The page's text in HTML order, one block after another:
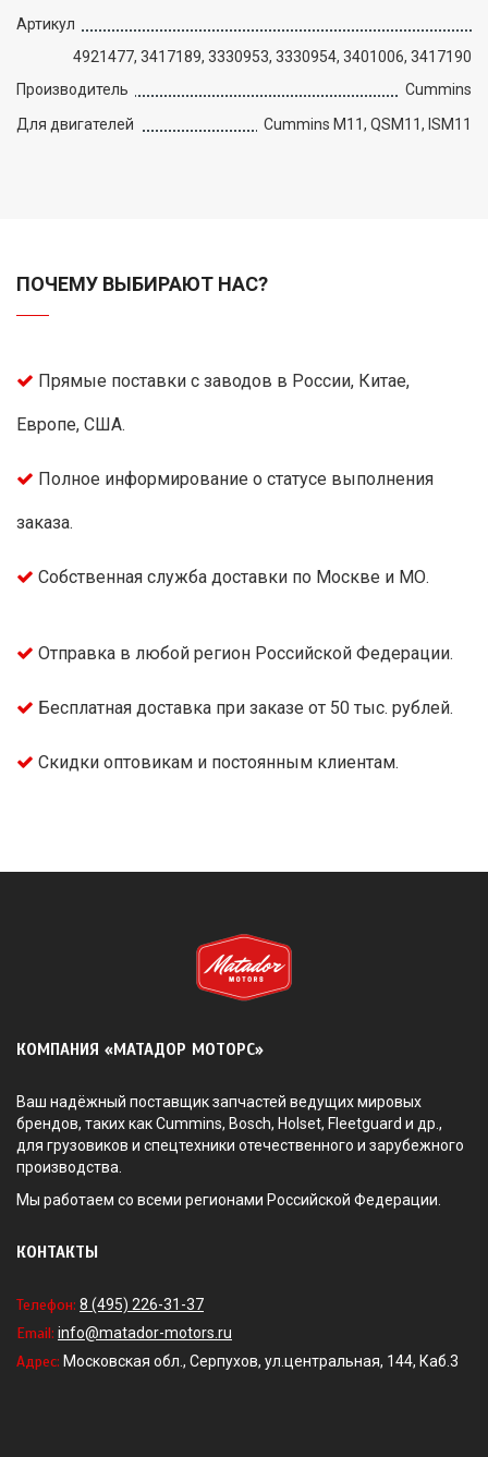
Артикул
4921477, 3417189, 3330953, 3330954, 3401006, 3417190
Производитель
Cummins
Для двигателей
Cummins M11, QSM11, ISM11
ПОЧЕМУ ВЫБИРАЮТ НАС?
Прямые поставки с заводов в России, Китае,
Европе, США.
Полное информирование о статусе выполнения
заказа.
Собственная служба доставки по Москве и МО.
Отправка в любой регион Российской Федерации.
Бесплатная доставка при заказе от 50 тыс. рублей.
Скидки оптовикам и постоянным клиентам.
КОМПАНИЯ «МАТАДОР МОТОРС»
Ваш надёжный поставщик запчастей ведущих мировых
брендов, таких как Cummins, Bosch, Holset, Fleetguard и др.,
для грузовиков и спецтехники отечественного и зарубежного
производства.
Мы работаем со всеми регионами Российской Федерации.
КОНТАКТЫ
Телефон: 8 (495) 226-31-37
Email: info@matador-motors.ru
Адрес: Московская обл., Серпухов, ул.центральная, 144, Каб.3